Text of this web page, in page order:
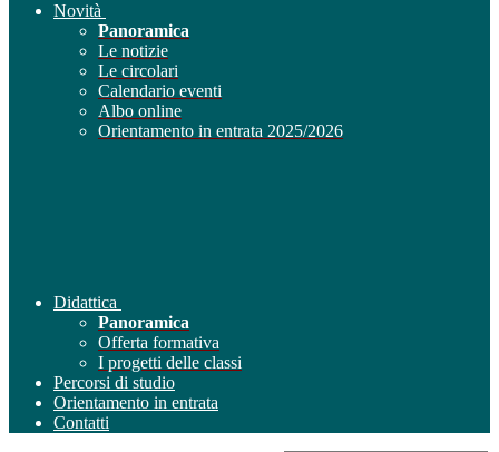
Novità
Panoramica
Le notizie
Le circolari
Calendario eventi
Albo online
Orientamento in entrata 2025/2026
Didattica
Panoramica
Offerta formativa
I progetti delle classi
Percorsi di studio
Orientamento in entrata
Contatti